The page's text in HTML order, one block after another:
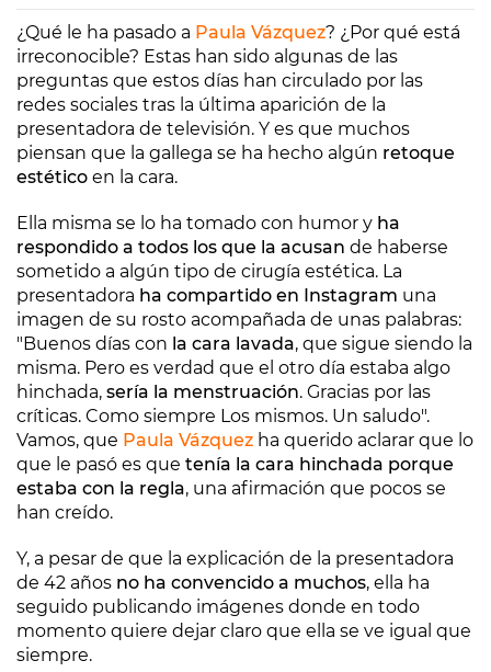
¿Qué le ha pasado a Paula Vázquez? ¿Por qué está
irreconocible? Estas han sido algunas de las
preguntas que estos días han circulado por las
redes sociales tras la última aparición de la
presentadora de televisión. Y es que muchos
piensan que la gallega se ha hecho algún retoque
estético en la cara.
Ella misma se lo ha tomado con humor y ha
respondido a todos los que la acusan de haberse
sometido a algún tipo de cirugía estética. La
presentadora ha compartido en Instagram una
imagen de su rosto acompañada de unas palabras:
"Buenos días con la cara lavada, que sigue siendo la
misma. Pero es verdad que el otro día estaba algo
hinchada, sería la menstruación. Gracias por las
críticas. Como siempre Los mismos. Un saludo".
Vamos, que Paula Vázquez ha querido aclarar que lo
que le pasó es que tenía la cara hinchada porque
estaba con la regla, una afirmación que pocos se
han creído.
Y, a pesar de que la explicación de la presentadora
de 42 años no ha convencido a muchos, ella ha
seguido publicando imágenes donde en todo
momento quiere dejar claro que ella se ve igual que
siempre.